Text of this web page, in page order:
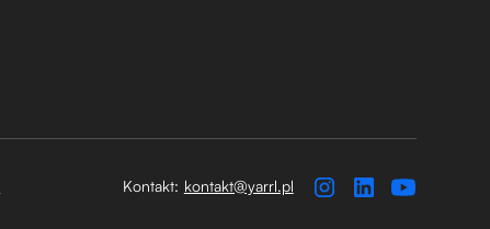
Kontakt: kontakt@yarrl.pl